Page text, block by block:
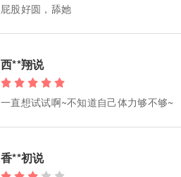
屁股好圆，舔她
西**翔说
一直想试试啊~不知道自己体力够不够~
香**初说